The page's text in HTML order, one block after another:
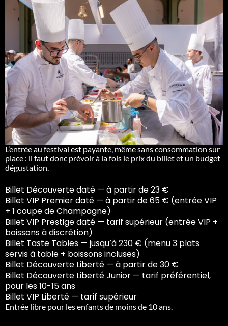
L’entrée au festival est payante, même sans consommation sur
place : il faut donc prévoir à la fois le prix du billet et un budget
dégustation.
Billet Découverte daté — à partir de 23 €
Billet VIP Premier daté — à partir de 65 € (entrée VIP
+ 1 coupe de Champagne)
Billet VIP Prestige daté — tarif supérieur (entrée VIP +
boissons à discrétion)
Billet Taste Tables — jusqu’à 230 € (menu 3 plats
servis à table + boissons incluses)
Billet Découverte Liberté — à partir de 30 €
Billet Découverte Liberté Junior — tarif préférentiel,
pour les 10-15 ans
Billet VIP Liberté — tarif supérieur
Entrée libre pour les enfants de moins de 10 ans.